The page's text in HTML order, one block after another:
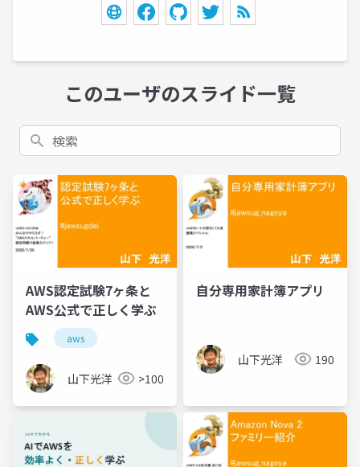
このユーザのスライド一覧
検索
AWS認定試験7ヶ条と
AWS公式で正しく学ぶ
aws
山下光洋 >100
自分専用家計簿アプリ
山下光洋 190